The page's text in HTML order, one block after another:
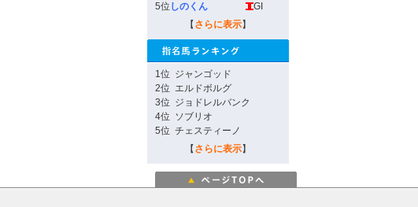
5位 しのくん
GI
【 さらに表示】
1位 ジャンゴッド
2位 エルドボルグ
3位 ジョドレルバンク
4位 ソブリオ
5位 チェスティーノ
【 さらに表示】